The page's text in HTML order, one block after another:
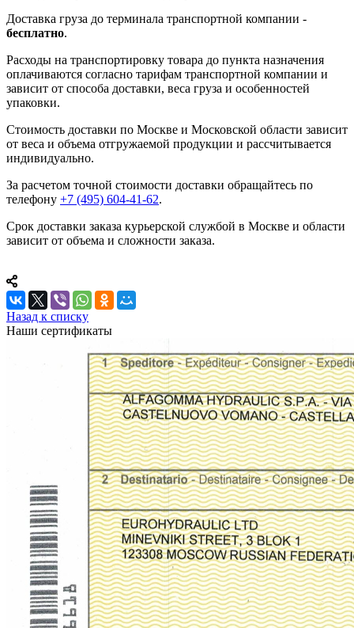
Доставка груза до терминала транспортной компании -
бесплатно.
Расходы на транспортировку товара до пункта назначения
оплачиваются согласно тарифам транспортной компании и
зависит от способа доставки, веса груза и особенностей
упаковки.
Стоимость доставки по Москве и Московской области зависит
от веса и объема отгружаемой продукции и рассчитывается
индивидуально.
За расчетом точной стоимости доставки обращайтесь по
телефону +7 (495) 604-41-62.
Срок доставки заказа курьерской службой в Москве и области
зависит от объема и сложности заказа.
Назад к списку
Наши сертификаты